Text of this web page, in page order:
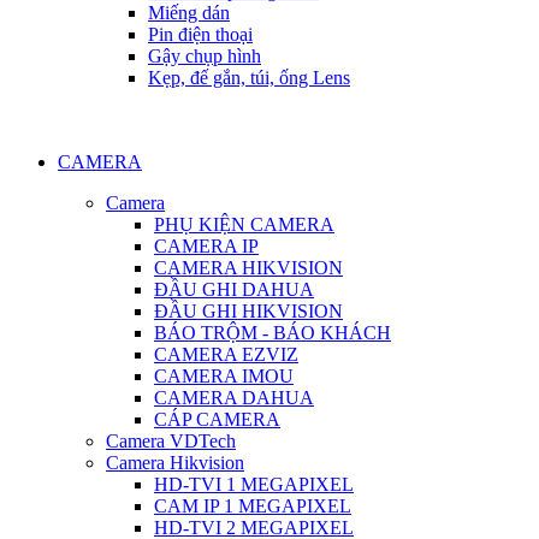
Miếng dán
Pin điện thoại
Gậy chụp hình
Kẹp, đế gắn, túi, ống Lens
CAMERA
Camera
PHỤ KIỆN CAMERA
CAMERA IP
CAMERA HIKVISION
ĐẦU GHI DAHUA
ĐẦU GHI HIKVISION
BÁO TRỘM - BÁO KHÁCH
CAMERA EZVIZ
CAMERA IMOU
CAMERA DAHUA
CÁP CAMERA
Camera VDTech
Camera Hikvision
HD-TVI 1 MEGAPIXEL
CAM IP 1 MEGAPIXEL
HD-TVI 2 MEGAPIXEL